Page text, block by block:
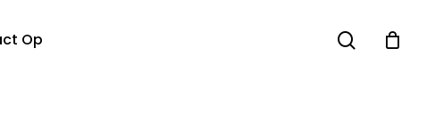
Op search